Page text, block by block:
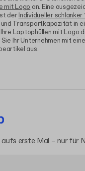
mit Logo an. Eine
derIndividueller schlanker
Transportkapazität in
Laptophüllen mit Logo
Ihr Unternehmen mit
aus.
erste Mal – nur für